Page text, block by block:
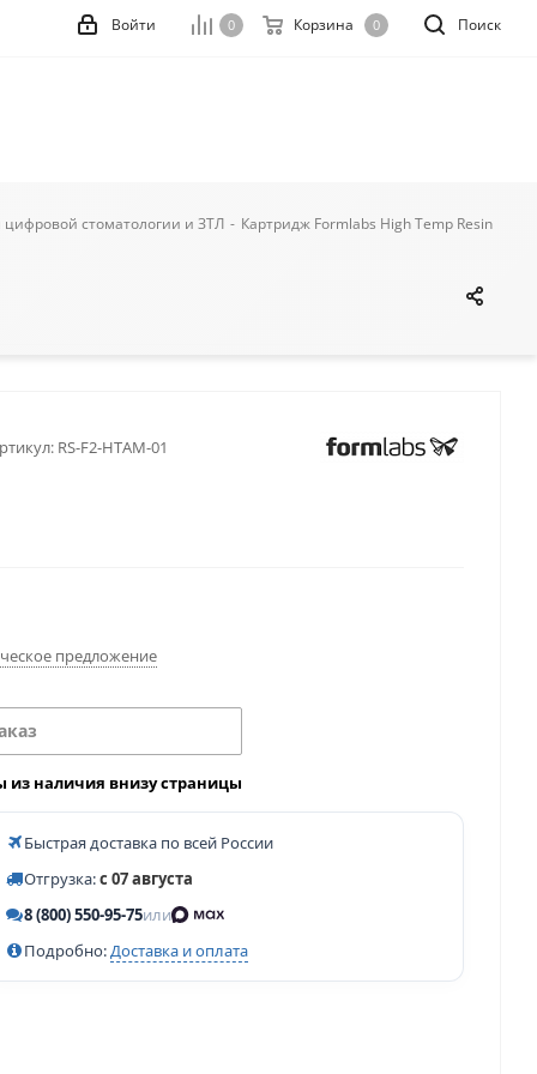
Поиск
0 Корзина 0
Войти
стоматологии и ЗТЛ - Картридж Formlabs High Temp Resin
RS-F2-HTAM-01
предложение
из наличия внизу страницы
Быстрая доставка по всей России
Отгрузка:с 07 августа
8 (800) 550-95-75или
Подробно:Доставка и оплата